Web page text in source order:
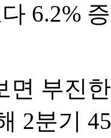
6.2%
면 부진
2분기